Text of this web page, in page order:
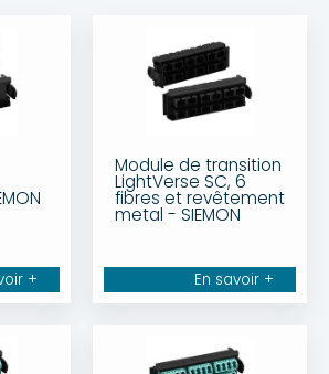
+
Module de transition
LightVerse SC, 6
fibres et revêtement
metal - SIEMON
En savoir +